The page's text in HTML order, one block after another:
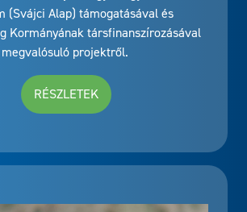
(Svájci Alap) támogatásával és
Kormányának társfinanszírozásával
megvalósuló projektről.
RÉSZLETEK